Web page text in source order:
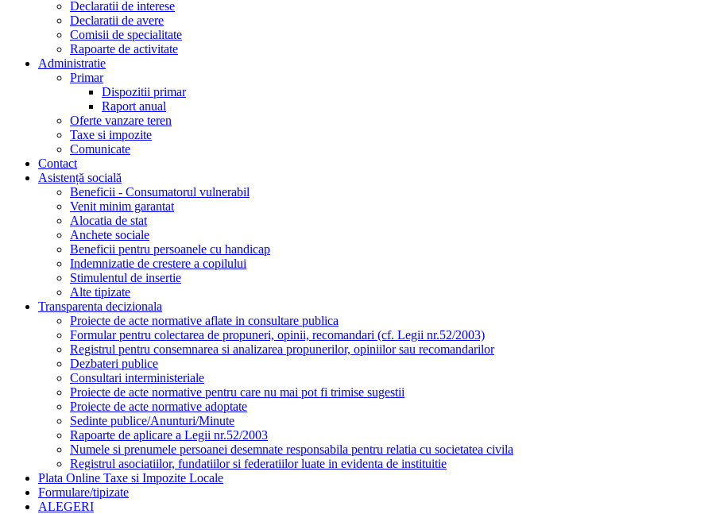
Declaratii de interese
Declaratii de avere
Comisii de specialitate
Rapoarte de activitate
Administratie
Primar
Dispozitii primar
Raport anual
Oferte vanzare teren
Taxe si impozite
Comunicate
Contact
Asistență socială
Beneficii - Consumatorul vulnerabil
Venit minim garantat
Alocatia de stat
Anchete sociale
Beneficii pentru persoanele cu handicap
Indemnizatie de crestere a copilului
Stimulentul de insertie
Alte tipizate
Transparenta decizionala
Proiecte de acte normative aflate in consultare publica
Formular pentru colectarea de propuneri, opinii, recomandari (cf. Legii nr.52/2003)
Registrul pentru consemnarea si analizarea propunerilor, opiniilor sau recomandarilor
Dezbateri publice
Consultari interministeriale
Proiecte de acte normative pentru care nu mai pot fi trimise sugestii
Proiecte de acte normative adoptate
Sedinte publice/Anunturi/Minute
Rapoarte de aplicare a Legii nr.52/2003
Numele si prenumele persoanei desemnate responsabila pentru relatia cu societatea civila
Registrul asociatiilor, fundatiilor si federatiilor luate in evidenta de instituitie
Plata Online Taxe si Impozite Locale
Formulare/tipizate
ALEGERI